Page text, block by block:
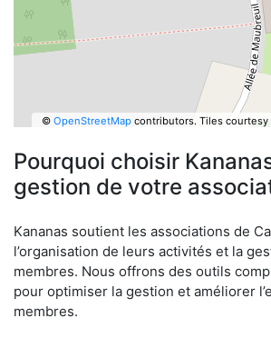
© OpenStreetMapcontributors. Tiles courtesy
Pourquoi choisir
gestion de votre
Kananas soutient les associations de
l’organisation de leurs activités et la
membres. Nous offrons des outils
pour optimiser la gestion et améliorer
membres.